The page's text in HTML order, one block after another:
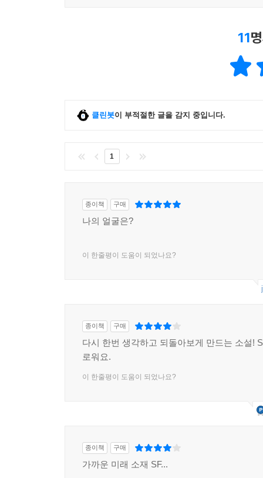
11
클린봇이 부적절한 글을 감지 중입니다.
1
종이책 구매
나의 얼굴은?
이 한줄평이 도움이 되었나요?
종이책 구매
다시 한번 생각하고 되돌아보게 만드는 소설!
로워요.
이 한줄평이 도움이 되었나요?
종이책 구매
가까운 미래 소재 SF...